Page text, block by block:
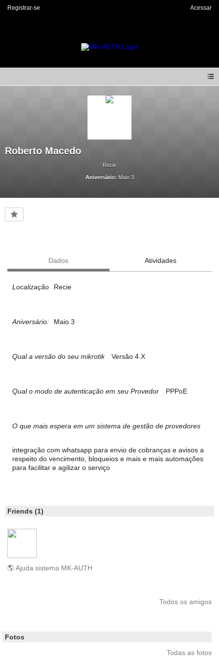
Registrar-se Acessar
Roberto Macedo
Recie
Aniversário: Maio 3
Dados Atividades
Localização Recie
Aniversário: Maio 3
Qual a versão do seu mikrotik Versão 4.X
Qual o modo de autenticação em seu Provedor PPPoE
O que mais espera em um sistema de gestão de provedores
integração com whatsapp para envio de cobranças e avisos a
respeito do vencimento, bloqueios e mais e mais automações
para facilitar e agilizar o serviço
Friends (1)
🌎 Ajuda sistema MK-AUTH
Todos os amigos
Fotos
Todas as fotos